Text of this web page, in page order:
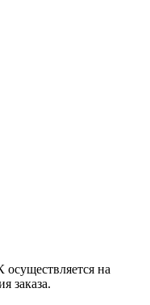
осуществляется на
заказа.